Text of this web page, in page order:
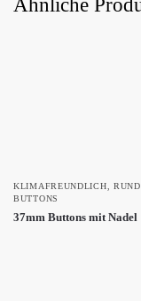
Ähnliche
KLIMAFREUNDLICH
BUTTONS
37mm Buttons mit Nadel